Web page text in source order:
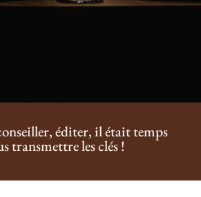
éditer, il était temps
transmettre les clés !